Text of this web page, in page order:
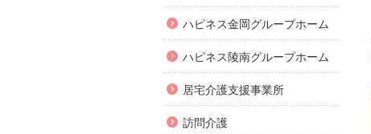
ハピネス金岡グループホーム
ハピネス陵南グループホーム
居宅介護支援事業所
訪問介護